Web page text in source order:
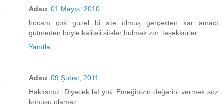
Adsız 01 Mayıs, 2010
hocam çok güzel bi site olmuş gerçekten kar amacı
gütmeden böyle kaliteli siteler bulmak zor. teşekkürler
Yanıtla
Adsız 09 Şubat, 2011
Haklısınız. Diyecek laf yok. Emeğinizin değerini vermek söz
konusu olamaz.